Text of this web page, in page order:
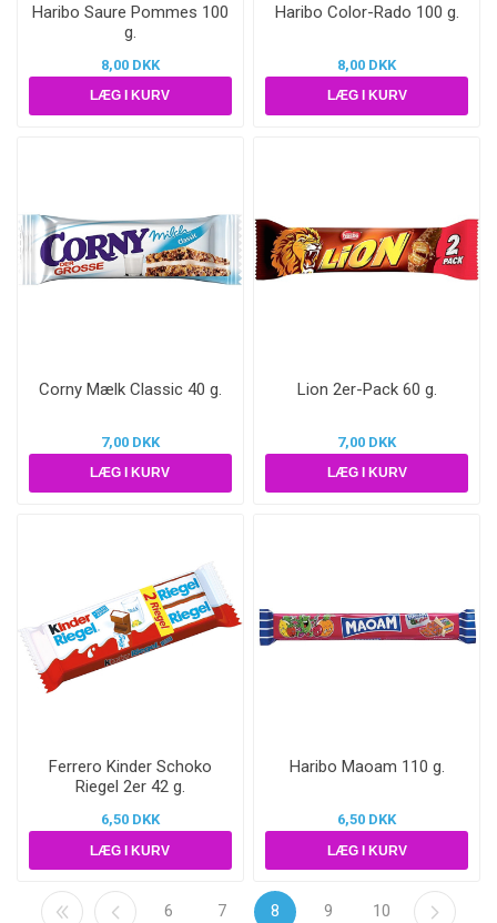
Haribo Saure Pommes 100
g.
8,00 DKK
Haribo Color-Rado 100 g.
8,00 DKK
Corny Mælk Classic 40 g.
7,00 DKK
Lion 2er-Pack 60 g.
7,00 DKK
Ferrero Kinder Schoko
Riegel 2er 42 g.
6,50 DKK
Haribo Maoam 110 g.
6,50 DKK
6 7 8 9 10